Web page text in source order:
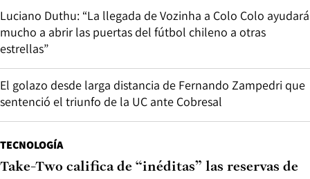
Luciano Duthu: “La llegada de Vozinha a Colo Colo ayudará
mucho a abrir las puertas del fútbol chileno a otras
estrellas”
El golazo desde larga distancia de Fernando Zampedri que
sentenció el triunfo de la UC ante Cobresal
TECNOLOGÍA
Take-Two califica de “inéditas” las reservas de